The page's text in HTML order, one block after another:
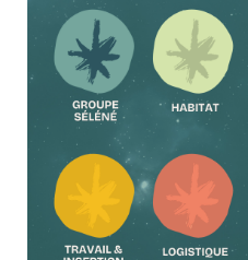
dédié aux agents. De...